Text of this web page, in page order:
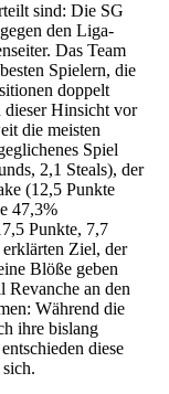
sind: Die SG
den Liga-
Das Team
Spielern, die
doppelt
dieser Hinsicht vor
die meisten
Spiel
2,1 Steals), der
(12,5 Punkte
47,3%
Punkte, 7,7
Ziel, der
Blöße geben
an den
Während die
ihre bislang
diese